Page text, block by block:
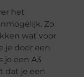
het
Zo
wat voor
je door een
je een A3
dat je een